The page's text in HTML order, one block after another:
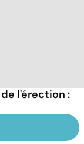
l'érection :